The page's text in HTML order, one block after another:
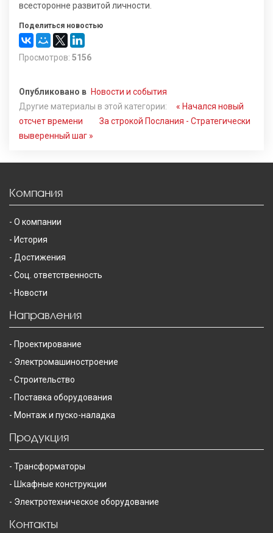
всесторонне развитой личности.
Поделиться новостью
Просмотров: 5156
Опубликовано в Новости и события
Другие материалы в этой категории:
« Начался новый
отсчет времени
За строкой Послания - Стратегически
выверенный шаг »
Компания
О компании
История
Достижения
Соц. ответственность
Новости
Направления
Проектирование
Электромашиностроение
Строительство
Поставка оборудования
Монтаж и пуско-наладка
Продукция
Трансформаторы
Шкафные конструкции
Электротехническое оборудование
Контакты